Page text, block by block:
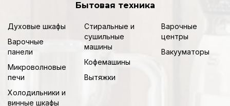
Бытовая техника
Духовые шкафы
Варочные
панели
Микроволновые
печи
Холодильники и
винные шкафы
Стиральные и
сушильные
машины
Кофемашины
Вытяжки
Варочные
центры
Вакууматоры